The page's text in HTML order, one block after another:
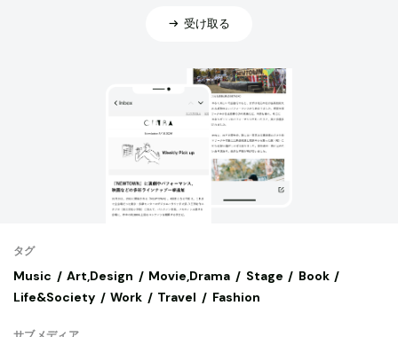
受け取る
タグ
Music Art,Design Movie,Drama Stage
Book
Life&Society
Work Travel Fashion